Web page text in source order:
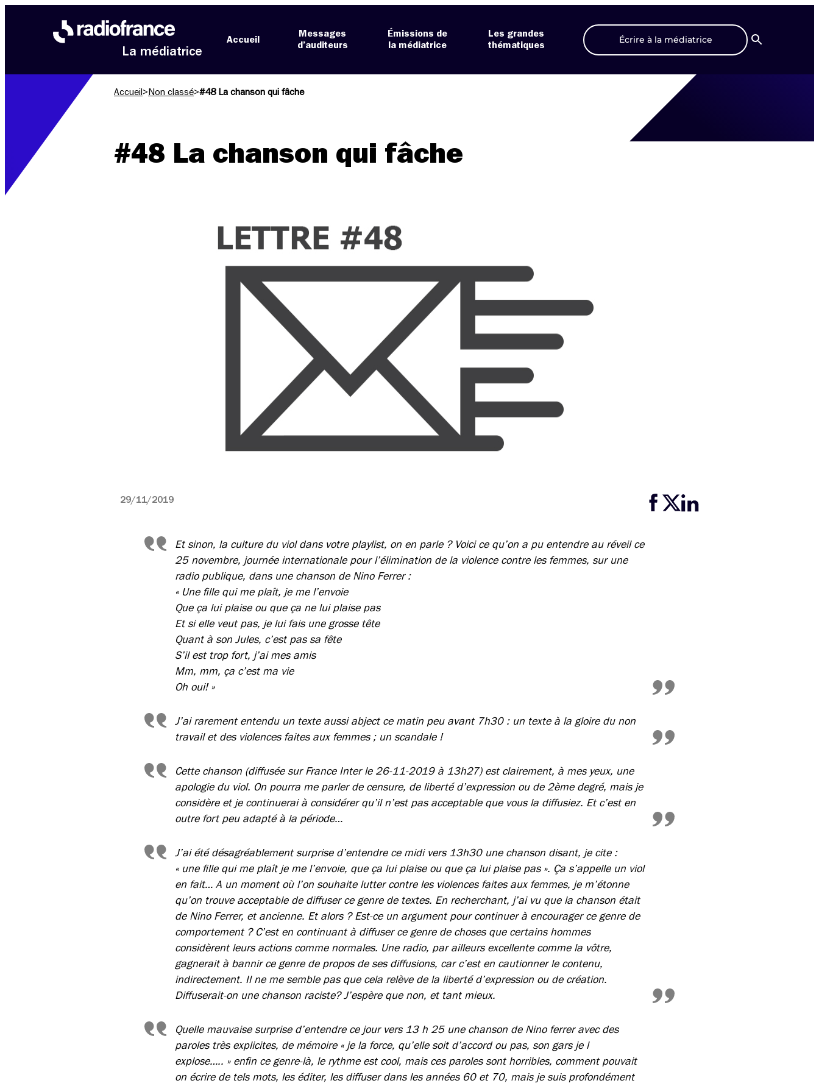
La médiatrice
Accueil
Messages
d’auditeurs
Émissions de
la médiatrice
Les grandes
thématiques
Écrire à la médiatrice
Recherche
Accueil > Non classé>#48 La chanson qui fâche
#48 La chanson qui fâche
29/11/2019
Et sinon, la culture du viol dans votre playlist, on en parle ? Voici ce qu’on a pu entendre au réveil ce
25 novembre, journée internationale pour l’élimination de la violence contre les femmes, sur une
radio publique, dans une chanson de Nino Ferrer :
« Une fille qui me plaît, je me l’envoie
Que ça lui plaise ou que ça ne lui plaise pas
Et si elle veut pas, je lui fais une grosse tête
Quant à son Jules, c’est pas sa fête
S’il est trop fort, j’ai mes amis
Mm, mm, ça c’est ma vie
Oh oui! »
J’ai rarement entendu un texte aussi abject ce matin peu avant 7h30 : un texte à la gloire du non
travail et des violences faites aux femmes ; un scandale !
Cette chanson (diffusée sur France Inter le 26-11-2019 à 13h27) est clairement, à mes yeux, une
apologie du viol. On pourra me parler de censure, de liberté d’expression ou de 2ème degré, mais je
considère et je continuerai à considérer qu’il n’est pas acceptable que vous la diffusiez. Et c’est en
outre fort peu adapté à la période…
J’ai été désagréablement surprise d’entendre ce midi vers 13h30 une chanson disant, je cite :
« une fille qui me plaît je me l’envoie, que ça lui plaise ou que ça lui plaise pas ». Ça s’appelle un viol
en fait… A un moment où l’on souhaite lutter contre les violences faites aux femmes, je m’étonne
qu’on trouve acceptable de diffuser ce genre de textes. En recherchant, j’ai vu que la chanson était
de Nino Ferrer, et ancienne. Et alors ? Est-ce un argument pour continuer à encourager ce genre de
comportement ? C’est en continuant à diffuser ce genre de choses que certains hommes
considèrent leurs actions comme normales. Une radio, par ailleurs excellente comme la vôtre,
gagnerait à bannir ce genre de propos de ses diffusions, car c’est en cautionner le contenu,
indirectement. Il ne me semble pas que cela relève de la liberté d’expression ou de création.
Diffuserait-on une chanson raciste? J’espère que non, et tant mieux.
Quelle mauvaise surprise d’entendre ce jour vers 13 h 25 une chanson de Nino ferrer avec des
paroles très explicites, de mémoire « je la force, qu’elle soit d’accord ou pas, son gars je l
explose….. » enfin ce genre-là, le rythme est cool, mais ces paroles sont horribles, comment pouvait
on écrire de tels mots, les éditer, les diffuser dans les années 60 et 70, mais je suis profondément